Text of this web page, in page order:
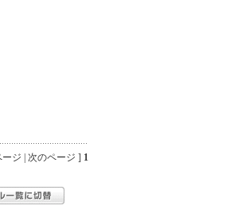
ジ | 次のページ ] 1